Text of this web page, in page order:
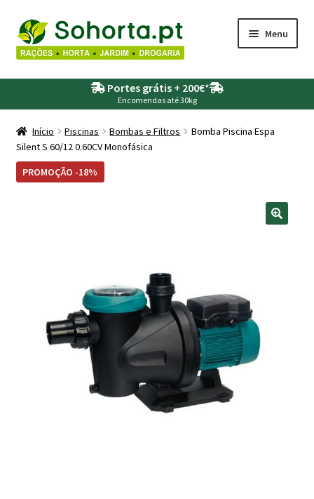
Ir
para
a
navegação
Saltar
para
o
conteúdo
Menu
Agricultura
Drogaria
Portes grátis + 200€*
Encomendas até 30kg
Início Piscinas Bombas e Filtros
Bomba Piscina Espa
Silent S 60/12 0.60CV Monofásica
PROMOÇÃO -18%